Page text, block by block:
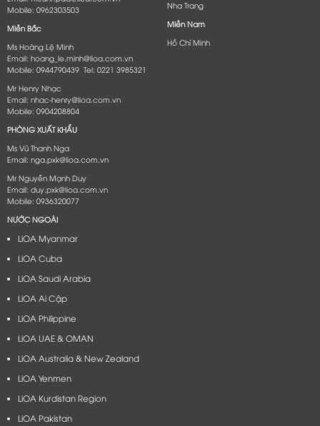
Mobile: 0962303503
Miền Bắc
Ms Hoàng Lệ Minh
Email: hoang_le.minh@lioa.com.vn
Mobile: 0944790439 Tel: 0221 3985321
Mr Henry Nhạc
Email: nhac-henry@lioa.com.vn
Mobile: 0904208804
PHÒNG XUẤT KHẨU
Ms Vũ Thanh Nga
Email: nga.pxk@lioa.com.vn
Mr Nguyễn Mạnh Duy
Email: duy.pxk@lioa.com.vn
Mobile: 0936320077
Nha Trang
Miền Nam
Hồ Chí Minh
NƯỚC NGOÀI
LiOA Myanmar
LiOA Cuba
LiOA Saudi Arabia
LiOA Ai Cập
LiOA Philippine
LiOA UAE & OMAN
LiOA Australia & New Zealand
LiOA Yenmen
LiOA Kurdistan Region
LiOA Pakistan